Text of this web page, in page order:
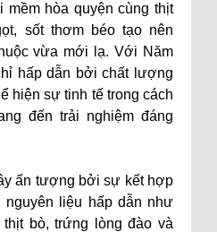
hòa quyện cùng thịt
sốt thơm béo tạo nên
vừa mới lạ. Với Năm
hấp dẫn bởi chất lượng
hiện sự tinh tế trong cách
đến trải nghiệm đáng
ấn tượng bởi sự kết hợp
nguyên liệu hấp dẫn như
bò, trứng lòng đào và